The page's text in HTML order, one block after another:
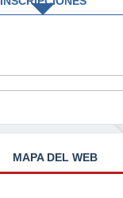
MAPA DEL WEB